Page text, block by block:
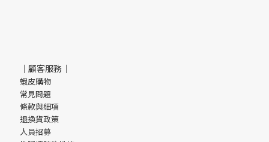
｜顧客服務｜
蝦皮購物
常見問題
條款與細項
退換貨政策
人員招募